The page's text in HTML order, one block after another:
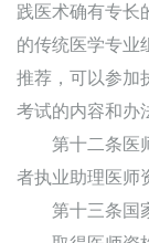
践医术确有专长
的传统医学专业
推荐，可以参加
考试的内容和办
第十二条医师
者执业助理医师
第十三条国家